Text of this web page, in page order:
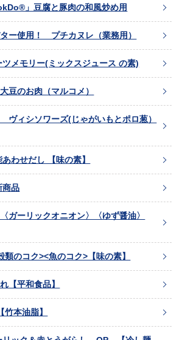
」豆腐と豚肉の和風炒め用
ー使用！ プチカヌレ（業務用）
メモリー(ミックスジュース の素)
豆のお肉（マルコメ）
ィシソワーズ(じゃがいもとポロ葱）
あわせだし 【味の素】
商品
ガーリックオニオン〉〈ゆず醤油〉
類のコク><魚のコク>【味の素】
【平和食品】
本油脂】